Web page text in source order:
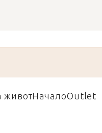
животНачалоOutlet